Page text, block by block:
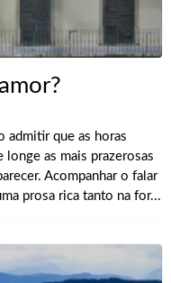
admitir que as horas
longe as mais prazerosas
Acompanhar o falar
prosa rica tanto na for...